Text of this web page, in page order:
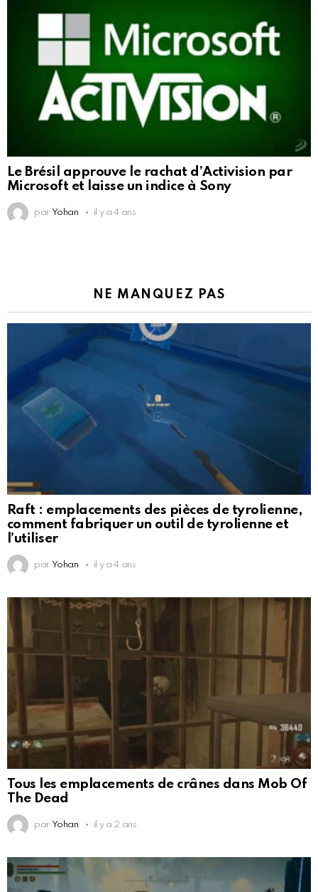
Le Brésil approuve le rachat d’Activision par
Microsoft et laisse un indice à Sony
par Yohan il y a 4 ans
NE MANQUEZ PAS
Raft : emplacements des pièces de tyrolienne,
comment fabriquer un outil de tyrolienne et
l’utiliser
par Yohan il y a 4 ans
Tous les emplacements de crânes dans Mob Of
The Dead
par Yohan il y a 2 ans